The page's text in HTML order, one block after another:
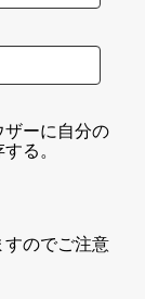
ザーに自分の
る。
すのでご注意